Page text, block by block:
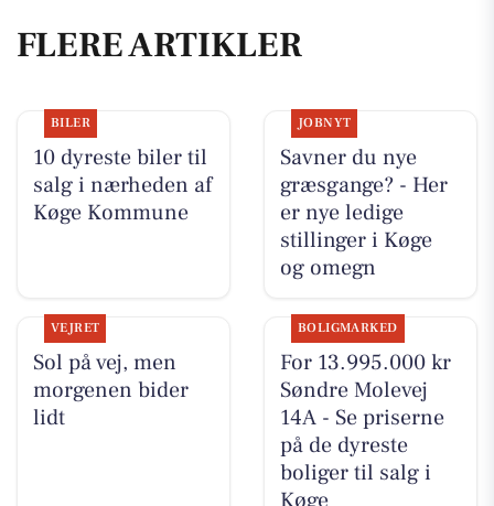
FLERE ARTIKLER
BILER
10 dyreste biler til
salg i nærheden af
Køge Kommune
JOBNYT
Savner du nye
græsgange? - Her
er nye ledige
stillinger i Køge
og omegn
VEJRET
Sol på vej, men
morgenen bider
lidt
BOLIGMARKED
For 13.995.000 kr
Søndre Molevej
14A - Se priserne
på de dyreste
boliger til salg i